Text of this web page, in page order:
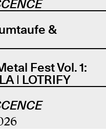
&
Fest Vol. 1:
| LOTRIFY